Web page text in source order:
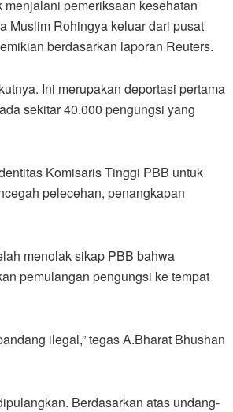
pemeriksaan kesehatan
Muslim Rohingya keluar dari pusat
berdasarkan laporan Reuters.
Ini merupakan deportasi pertama
sekitar 40.000 pengungsi yang
Komisaris Tinggi PBB untuk
pelecehan, penangkapan
menolak sikap PBB bahwa
pemulangan pengungsi ke tempat
ilegal,” tegas A.Bharat Bhushan
Berdasarkan atas undang-